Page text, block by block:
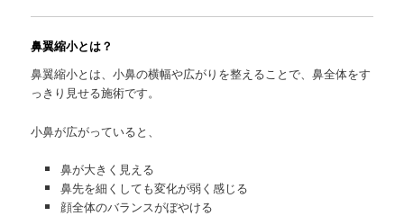
鼻翼縮小とは？
鼻翼縮小とは、小鼻の横幅や広がりを整えることで、鼻全体をす
っきり見せる施術です。
小鼻が広がっていると、
鼻が大きく見える
鼻先を細くしても変化が弱く感じる
顔全体のバランスがぼやける